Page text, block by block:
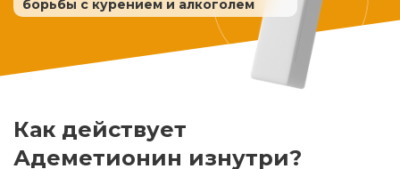
борьбы с курением и алкоголем
Как действует
Адеметионин изнутри?